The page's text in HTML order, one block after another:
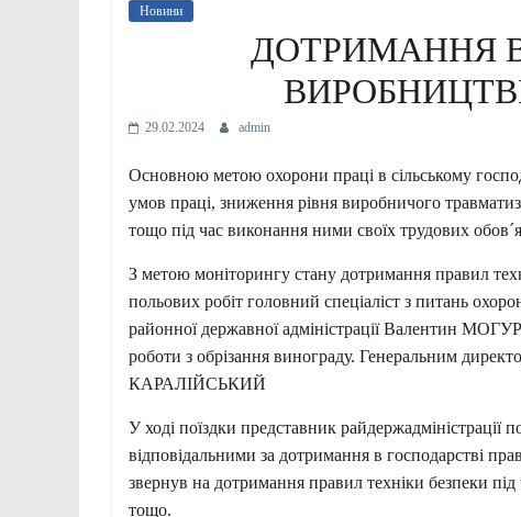
Новини
ДОТРИМАННЯ
29.02.2024 admin
Основною метою охорони праці в сільському
умов праці, зниження рівня виробничого
тощо під час виконання ними своїх трудових
З метою моніторингу стану дотримання правил
польових робіт головний спеціаліст з питань
районної державної адміністрації Валентин
роботи з обрізання винограду. Генеральним
КАРАЛІЙСЬКИЙ
У ході поїздки представник райдержадміністрації
відповідальними за дотримання в господарстві
звернув на дотримання правил техніки безпеки
тощо.